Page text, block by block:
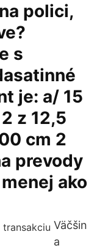
polici,
s
je: a/ 15
z 12,5
cm 2
prevody
ako
Väčšin
a